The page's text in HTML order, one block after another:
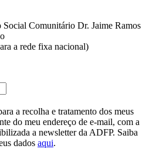
Social Comunitário Dr. Jaime Ramos
a rede fixa nacional)
a recolha e tratamento dos meus
do meu endereço de e-mail, com a
a newsletter da ADFP. Saiba
dados aqui.